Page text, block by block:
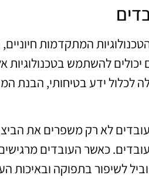
המתקדמות
להשתמש בטכנולוגיות
לכלול ידע בטיחותי, הבנת
לא רק משפרים את
כאשר העובדים
לשיפור בתפוקה ובאיכות